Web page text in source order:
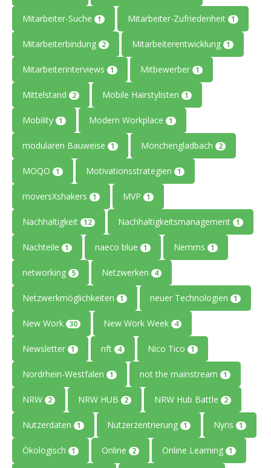
Mitarbeiter-Suche 1 Mitarbeiter-Zufriedenheit 1
Mitarbeiterbindung 2 Mitarbeiterentwicklung 1
Mitarbeiterinterviews 1 Mitbewerber 1
Mittelstand 2 Mobile Hairstylisten 1
Mobility 1 Modern Workplace 1
modularen Bauweise 1 Mönchengladbach 2
MOQO 1 Motivationsstrategien 1
moversXshakers 1 MVP 1
Nachhaltigkeit 12 Nachhaltigkeitsmanagement 1
Nachteile 1 naeco blue 1 Nemms 1
networking 5 Netzwerken 4
Netzwerkmöglichkeiten 1 neuer Technologien 1
New Work 30 New Work Week 4
Newsletter 1 nft 4 Nico Tico 1
Nordrhein-Westfalen 1 not the mainstream 1
NRW 2 NRW HUB 2 NRW Hub Battle 2
Nutzerdaten 1 Nutzerzentrierung 1 Nyris 1
Ökologisch 1 Online 2 Online Learning 1